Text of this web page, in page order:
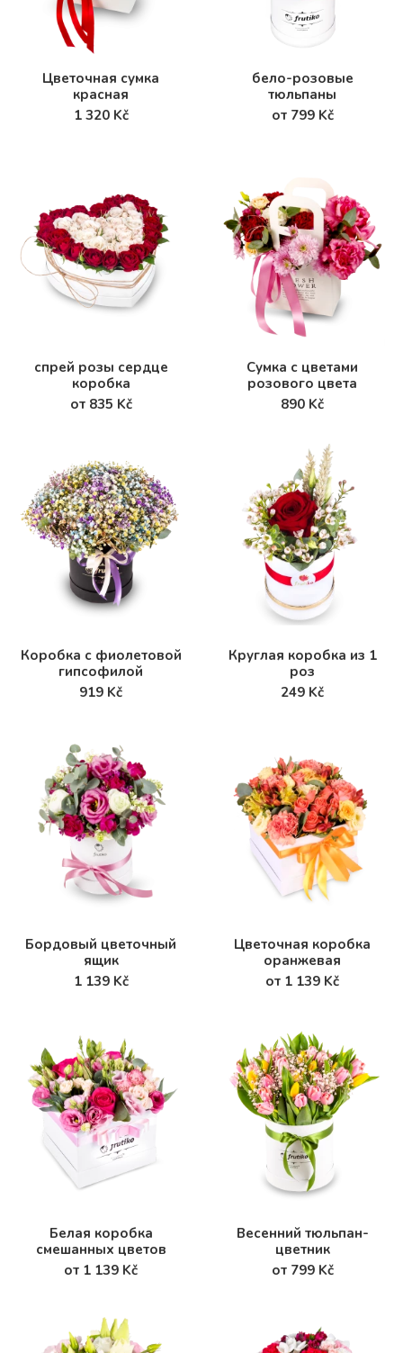
Цветочная сумка
красная
1 320 Kč
бело-розовые
тюльпаны
от 799 Kč
спрей розы сердце
коробка
от 835 Kč
Сумка с цветами
розового цвета
890 Kč
Коробка с фиолетовой
гипсофилой
919 Kč
Круглая коробка из 1
роз
249 Kč
Бордовый цветочный
ящик
1 139 Kč
Цветочная коробка
оранжевая
от 1 139 Kč
Белая коробка
смешанных цветов
от 1 139 Kč
Весенний тюльпан-
цветник
от 799 Kč